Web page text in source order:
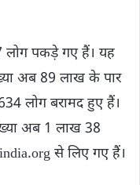
पकड़े गए हैं। यह
अब 89 लाख के पार
लोग बरामद हुए हैं।
अब 1 लाख 38
से लिए गए हैं।